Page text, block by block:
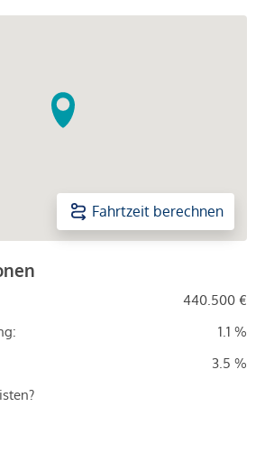
Fahrtzeit berechnen
440.500 €
1.1 %
3.5 %